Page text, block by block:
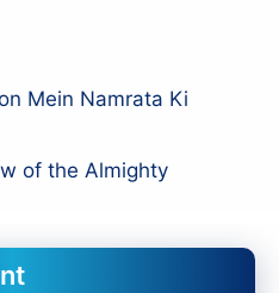
Mein Namrata Ki
of the Almighty